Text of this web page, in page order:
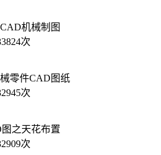
机械制图
次
零件CAD图纸
次
之天花布置
次